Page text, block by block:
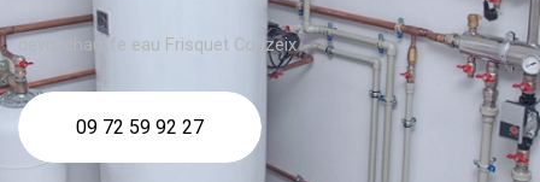
devis chauffe eau Frisquet Couzeix
09 72 59 92 27